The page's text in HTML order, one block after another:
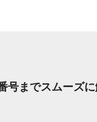
号までスムーズ